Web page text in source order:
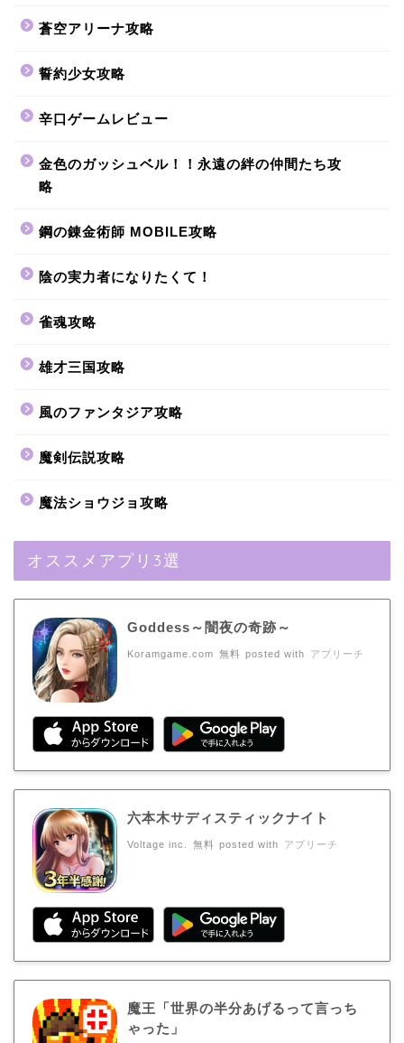
蒼空アリーナ攻略
誓約少女攻略
辛口ゲームレビュー
金色のガッシュベル！！永遠の絆の仲間たち攻
略
鋼の錬金術師 MOBILE攻略
陰の実力者になりたくて！
雀魂攻略
雄才三国攻略
風のファンタジア攻略
魔剣伝説攻略
魔法ショウジョ攻略
オススメアプリ3選
Goddess～闇夜の奇跡～
Koramgame.com 無料 posted with アプリーチ
六本木サディスティックナイト
Voltage inc. 無料 posted with アプリーチ
魔王「世界の半分あげるって言っち
ゃった」